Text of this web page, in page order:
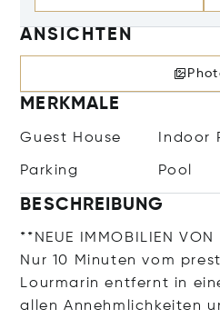
ANSICHTEN
MERKMALE
Guest House Indoor
Parking Pool
BESCHREIBUNG
**NEUE IMMOBILIEN
Nur 10 Minuten vom
Lourmarin entfernt in
allen Annehmlichkeiten